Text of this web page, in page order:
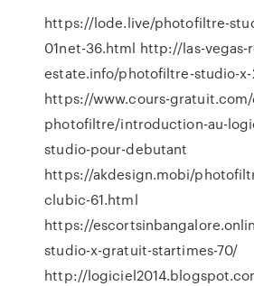
https://lode.live/photofiltre-
01net-36.html http://las-vegas-
estate.info/photofiltre-studio-x-
https://www.cours-
photofiltre/introduction-au-
studio-pour-debutant
https://akdesign.mobi/
clubic-61.html
https://
studio-x-gratuit-startimes-70/
http://